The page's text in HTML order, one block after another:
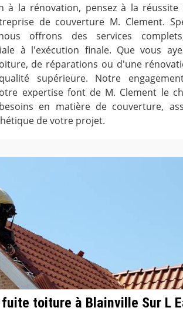
à la rénovation, pensez à la
de couverture M. Clement.
offrons des services
à l'exécution finale. Que vous
de réparations ou d'une
supérieure. Notre
expertise font de M. Clement le
en matière de couverture,
de votre projet.
fuite toiture à Blainville Sur L